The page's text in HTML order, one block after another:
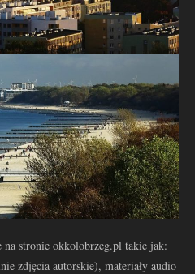
na stronie okkolobrzeg.pl takie jak:
zdjęcia autorskie), materiały audio